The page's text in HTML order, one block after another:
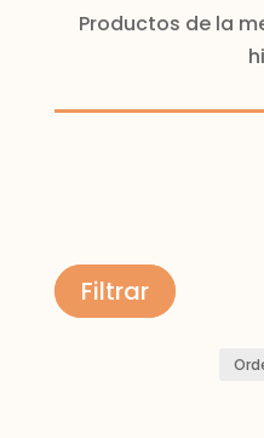
Productos de la
Filtrar